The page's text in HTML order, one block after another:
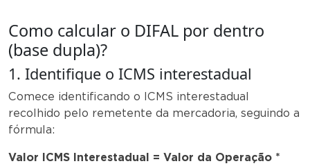
Como calcular o DIFAL por dentro
(base dupla)?
1. Identifique o ICMS interestadual
Comece identificando o ICMS interestadual
recolhido pelo remetente da mercadoria, seguindo a
fórmula:
Valor ICMS Interestadual = Valor da Operação *